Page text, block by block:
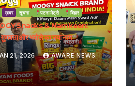
ख़बर सूचना पटना मेट्रो बिहार
Snacks & Namkeen:
गुणवत्ता और भरोसे का नया नाम
21, 2026 AWARE NEWS